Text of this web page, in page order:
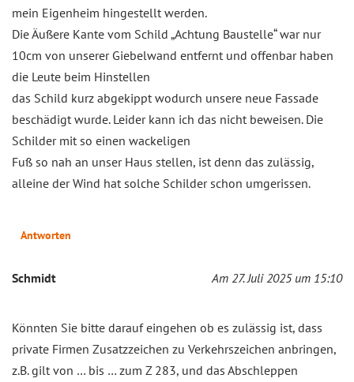
mein Eigenheim hingestellt werden.
Die Äußere Kante vom Schild „Achtung Baustelle“ war nur
10cm von unserer Giebelwand entfernt und offenbar haben
die Leute beim Hinstellen
das Schild kurz abgekippt wodurch unsere neue Fassade
beschädigt wurde. Leider kann ich das nicht beweisen. Die
Schilder mit so einen wackeligen
Fuß so nah an unser Haus stellen, ist denn das zulässig,
alleine der Wind hat solche Schilder schon umgerissen.
Antworten
Schmidt Am 27. Juli 2025 um 15:10
Könnten Sie bitte darauf eingehen ob es zulässig ist, dass
private Firmen Zusatzzeichen zu Verkehrszeichen anbringen,
z.B. gilt von … bis … zum Z 283, und das Abschleppen